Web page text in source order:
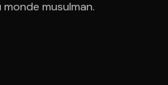
musulman.